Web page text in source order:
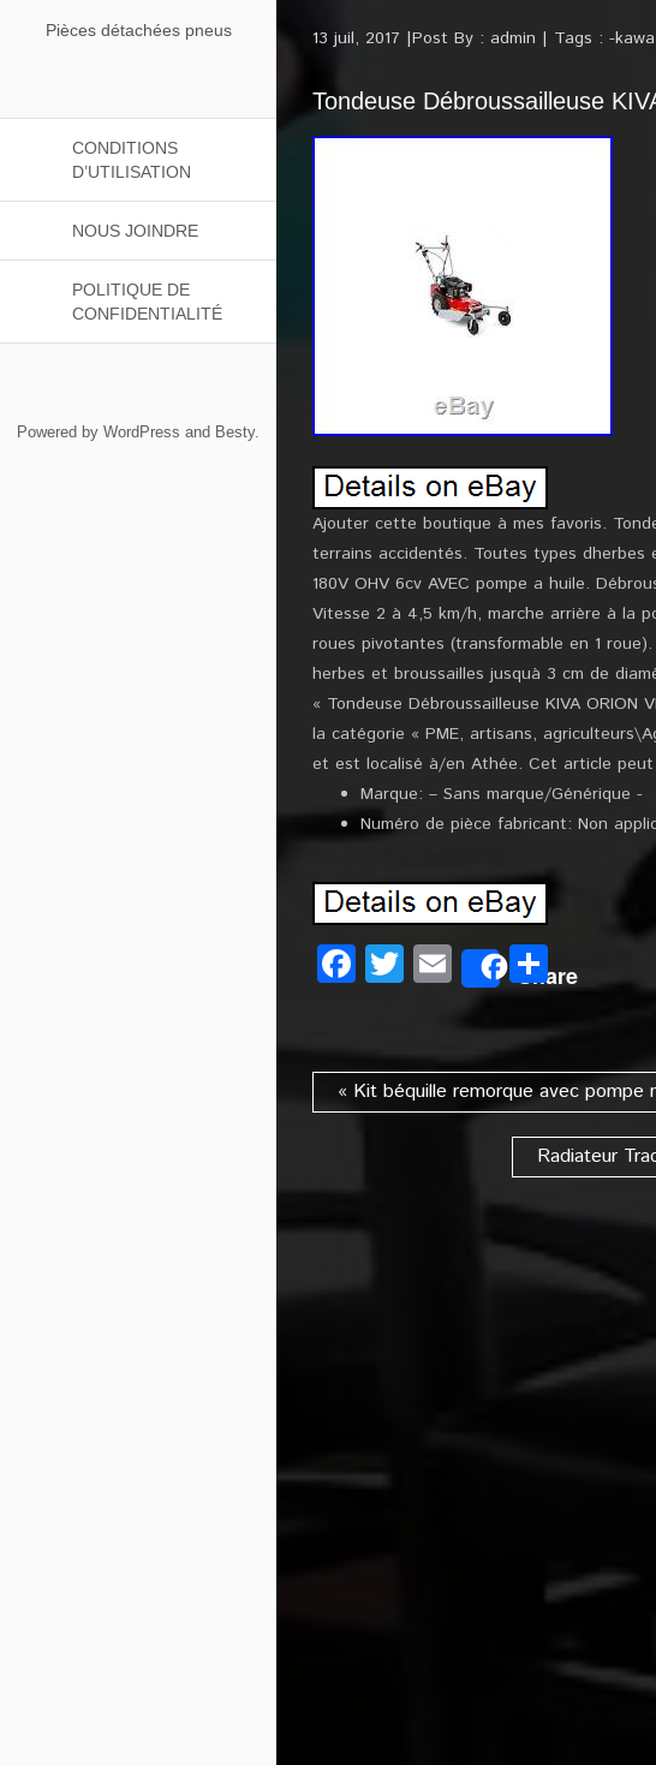
Pièces détachées pneus
CONDITIONS
D’UTILISATION
NOUS JOINDRE
POLITIQUE DE
CONFIDENTIALITÉ
Powered by WordPress and Besty.
13 juil, 2017 Post By : admin Tags : -kawa
Tondeuse Débroussailleuse
Ajouter cette boutique à mes favoris.
terrains accidentés. Toutes types dherbes
180V OHV 6cv AVEC pompe a huile.
Vitesse 2 à 4,5 km/h, marche arrière à la
roues pivotantes (transformable en 1
herbes et broussailles jusquà 3 cm de
« Tondeuse Débroussailleuse KIVA
la catégorie « PME, artisans,
et est localisé à/en Athée. Cet article
Marque: – Sans marque/Générique -
Numéro de pièce fabricant: Non
Facebook
Twitter
EmailShare
« Kit béquille remorque avec pompe
Radiateur